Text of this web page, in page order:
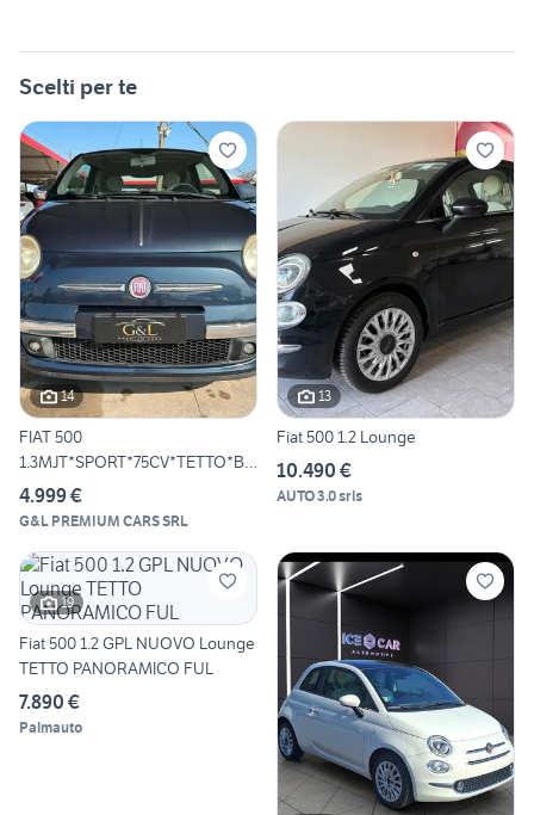
Scelti per te
14
FIAT 500
1.3MJT*SPORT*75CV*TETTO*BL
UETOOTH*USB*
4.999 €
G&L PREMIUM CARS SRL
13
Fiat 500 1.2 Lounge
10.490 €
AUTO 3.0 srls
19
Fiat 500 1.2 GPL NUOVO Lounge
TETTO PANORAMICO FUL
7.890 €
Palmauto